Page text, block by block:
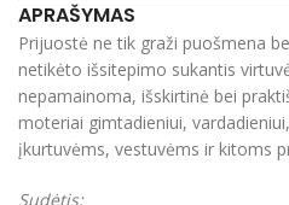
APRAŠYMAS
Prijuostė ne tik graži puošmena
netikėto išsitepimo sukantis
nepamainoma, išskirtinė bei
moteriai gimtadieniui,
įkurtuvėms, vestuvėms ir kitoms
Sudėtis: